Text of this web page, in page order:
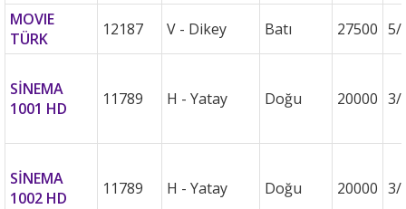
MOVIE
TÜRK
12187 V - Dikey Batı 27500 5/
SİNEMA
1001 HD
11789 H - Yatay Doğu 20000 3/
SİNEMA
1002 HD
11789 H - Yatay Doğu 20000 3/